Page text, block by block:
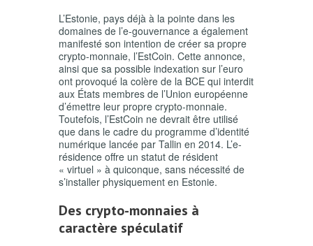
L’Estonie, pays déjà à la pointe dans les
domaines de l’e-gouvernance a également
manifesté son intention de créer sa propre
crypto-monnaie, l’EstCoin. Cette annonce,
ainsi que sa possible indexation sur l’euro
ont provoqué la colère de la BCE qui interdit
aux États membres de l’Union européenne
d’émettre leur propre crypto-monnaie.
Toutefois, l’EstCoin ne devrait être utilisé
que dans le cadre du programme d’identité
numérique lancée par Tallin en 2014. L’e-
résidence offre un statut de résident
« virtuel » à quiconque, sans nécessité de
s’installer physiquement en Estonie.
Des crypto-monnaies à
caractère spéculatif